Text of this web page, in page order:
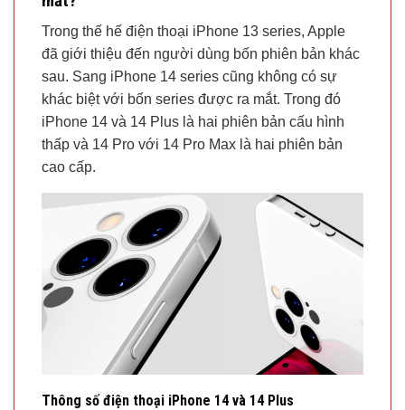
Trong thế hế điện thoại iPhone 13 series, Apple
đã giới thiệu đến người dùng bốn phiên bản khác
sau. Sang iPhone 14 series cũng không có sự
khác biệt với bốn series được ra mắt. Trong đó
iPhone 14 và 14 Plus là hai phiên bản cấu hình
thấp và 14 Pro với 14 Pro Max là hai phiên bản
cao cấp.
Thông số điện thoại iPhone 14 và 14 Plus